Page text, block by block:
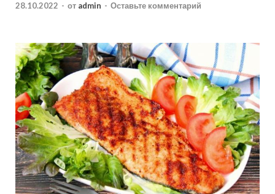
28.10.2022 - от admin - Оставьте комментарий